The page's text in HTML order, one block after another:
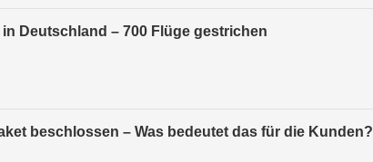
Deutschland – 700 Flüge gestrichen
beschlossen – Was bedeutet das für die Kunden?